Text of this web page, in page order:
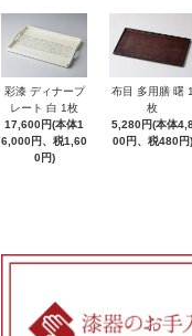
彩漆 ディナープ
レート 白 1枚
17,600円(本体1
6,000円、税1,60
0円)
布目 多用膳 曙 1
枚
5,280円(本体
00円、税480円)